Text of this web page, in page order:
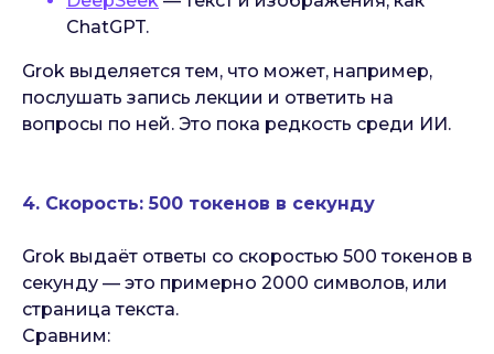
ChatGPT.
Grok выделяется тем, что может, например,
послушать запись лекции и ответить на
вопросы по ней. Это пока редкость среди ИИ.
4. Скорость: 500 токенов в секунду
Grok выдаёт ответы со скоростью 500 токенов в
секунду — это примерно 2000 символов, или
страница текста.
Сравним: